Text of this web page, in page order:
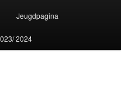
Jeugdpagina
2024